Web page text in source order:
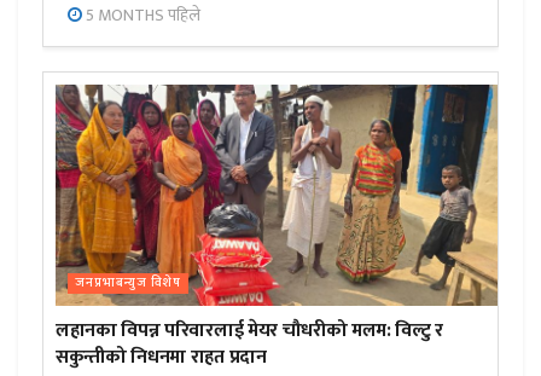
5 MONTHS पहिले
जनप्रभाबन्युज विशेष
लहानका विपन्न परिवारलाई मेयर चौधरीको मलम: विल्टु र
सकुन्तीको निधनमा राहत प्रदान